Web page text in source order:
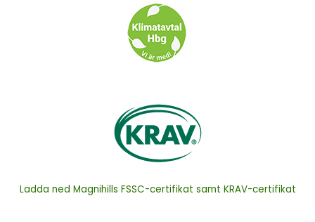
Ladda ned Magnihills FSSC-certifikat samt KRAV-certifikat